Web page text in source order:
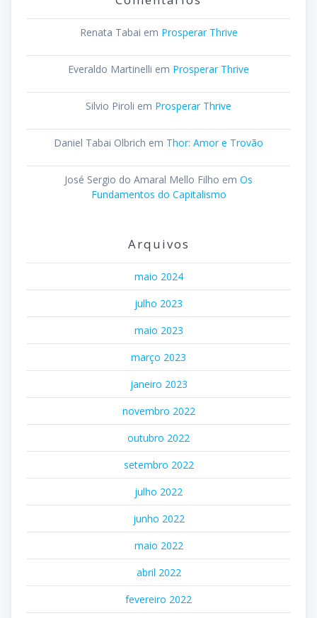
Renata Tabai em Prosperar Thrive
Everaldo Martinelli em Prosperar Thrive
Silvio Piroli em Prosperar Thrive
Daniel Tabai Olbrich em Thor: Amor e Trovão
José Sergio do Amaral Mello Filho em Os
Fundamentos do Capitalismo
Arquivos
maio 2024
julho 2023
maio 2023
março 2023
janeiro 2023
novembro 2022
outubro 2022
setembro 2022
julho 2022
junho 2022
maio 2022
abril 2022
fevereiro 2022